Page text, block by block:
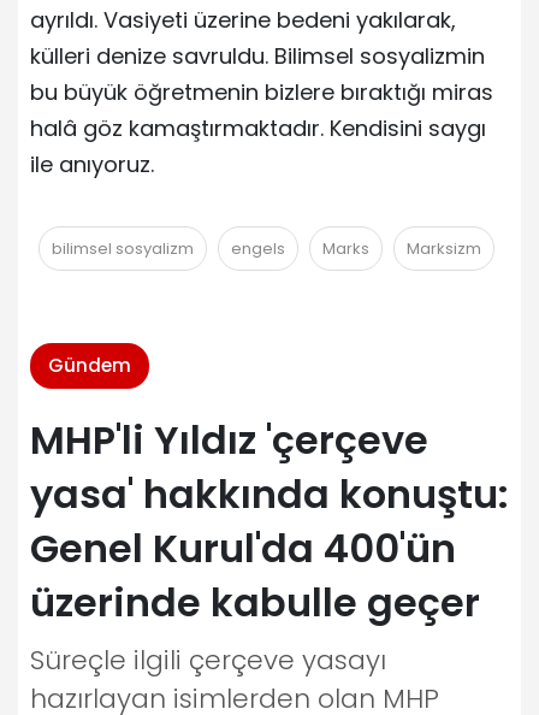
ayrıldı. Vasiyeti üzerine bedeni yakılarak,
külleri denize savruldu. Bilimsel sosyalizmin
bu büyük öğretmenin bizlere bıraktığı miras
halâ göz kamaştırmaktadır. Kendisini saygı
ile anıyoruz.
bilimsel sosyalizm engels Marks Marksizm
Gündem
MHP'li Yıldız 'çerçeve
yasa' hakkında konuştu:
Genel Kurul'da 400'ün
üzerinde kabulle geçer
Süreçle ilgili çerçeve yasayı
hazırlayan isimlerden olan MHP